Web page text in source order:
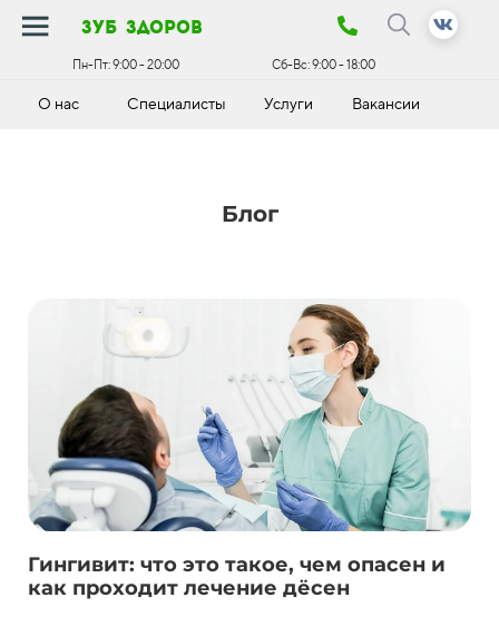
зуб здоров
Пн-Пт:9:00 - 20:00 Сб-Вс:9:00 - 18:00
О нас Специалисты Услуги Вакансии
Блог
Гингивит: что это такое, чем опасен и
как проходит лечение дёсен